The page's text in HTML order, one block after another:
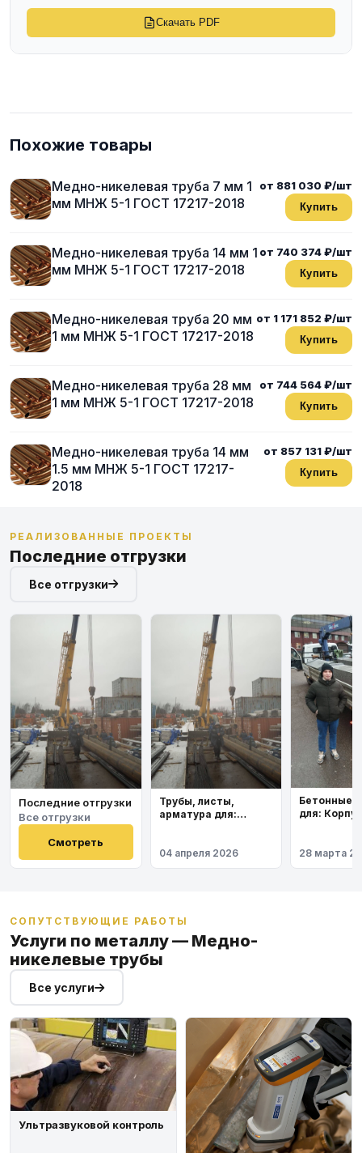
Скачать PDF
Похожие товары
Медно-никелевая труба 7 мм 1
мм МНЖ 5-1 ГОСТ 17217-2018
от 881 030 ₽/шт
Купить
Медно-никелевая труба 14 мм 1
мм МНЖ 5-1 ГОСТ 17217-2018
от 740 374 ₽/шт
Купить
Медно-никелевая труба 20 мм
1 мм МНЖ 5-1 ГОСТ 17217-2018
от 1 171 852 ₽/шт
Купить
Медно-никелевая труба 28 мм
1 мм МНЖ 5-1 ГОСТ 17217-2018
от 744 564 ₽/шт
Купить
Медно-никелевая труба 14 мм
1.5 мм МНЖ 5-1 ГОСТ 17217-
2018
от 857 131 ₽/шт
Купить
РЕАЛИЗОВАННЫЕ ПРОЕКТЫ
Последние отгрузки
Все отгрузки
Последние отгрузки
Все отгрузки
Смотреть
Трубы, листы,
арматура для:
04 апреля 2026
Бетонные
для:
28 марта
СОПУТСТВУЮЩИЕ РАБОТЫ
Услуги по металлу — Медно-
никелевые трубы
Все услуги
Ультразвуковой контроль